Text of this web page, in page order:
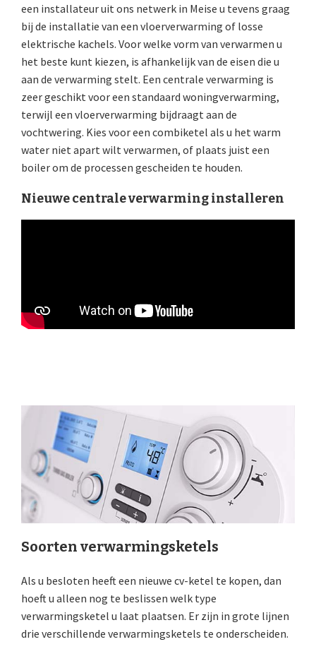
een installateur uit ons netwerk in Meise u tevens graag
bij de installatie van een vloerverwarming of losse
elektrische kachels. Voor welke vorm van verwarmen u
het beste kunt kiezen, is afhankelijk van de eisen die u
aan de verwarming stelt. Een centrale verwarming is
zeer geschikt voor een standaard woningverwarming,
terwijl een vloerverwarming bijdraagt aan de
vochtwering. Kies voor een combiketel als u het warm
water niet apart wilt verwarmen, of plaats juist een
boiler om de processen gescheiden te houden.
Nieuwe centrale verwarming installeren
Soorten verwarmingsketels
Als u besloten heeft een nieuwe cv-ketel te kopen, dan
hoeft u alleen nog te beslissen welk type
verwarmingsketel u laat plaatsen. Er zijn in grote lijnen
drie verschillende verwarmingsketels te onderscheiden.